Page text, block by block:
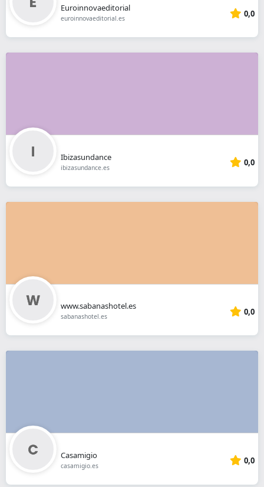
Euroinnovaeditorial
euroinnovaeditorial.es 0,0
Ibizasundance
ibizasundance.es 0,0
www.sabanashotel.es
sabanashotel.es 0,0
Casamigio
casamigio.es 0,0